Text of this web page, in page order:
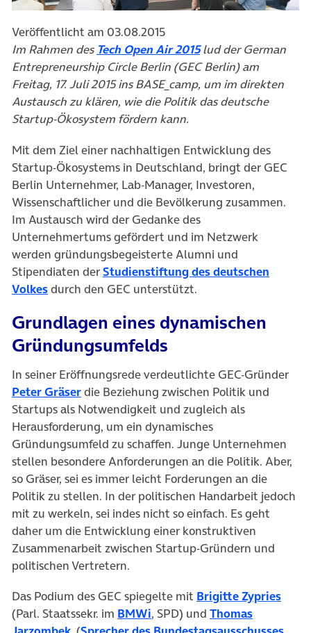
Veröffentlicht am 03.08.2015
Im Rahmen des Tech Open Air 2015(öffnet in neuem
lud der German
Entrepreneurship Circle Berlin (GEC Berlin) am
Freitag, 17. Juli 2015 ins BASE_camp, um im direkten
Austausch zu klären, wie die Politik das deutsche
Startup-Ökosystem fördern kann.
Mit dem Ziel einer nachhaltigen Entwicklung des
Startup-Ökosystems in Deutschland, bringt der GEC
Berlin Unternehmer, Lab-Manager, Investoren,
Wissenschaftlicher und die Bevölkerung zusammen.
Im Austausch wird der Gedanke des
Unternehmertums gefördert und im Netzwerk
werden gründungsbegeisterte Alumni und
Stipendiaten derStudienstiftung des deutschen
Volkes(öffnet in neuem Tab)
durch den GEC unterstützt.
Grundlagen eines dynamischen
Gründungsumfelds
In seiner Eröffnungsrede verdeutlichte GEC-Gründer
Peter Gräser(öffnet in neuem Tab)
die Beziehung zwischen Politik und
Startups als Notwendigkeit und zugleich als
Herausforderung, um ein dynamisches
Gründungsumfeld zu schaffen. Junge Unternehmen
stellen besondere Anforderungen an die Politik. Aber,
so Gräser, sei es immer leicht Forderungen an die
Politik zu stellen. In der politischen Handarbeit jedoch
mit zu werkeln, sei indes nicht so einfach. Es geht
daher um die Entwicklung einer konstruktiven
Zusammenarbeit zwischen Startup-Gründern und
politischen Vertretern.
Das Podium des GEC spiegelte mit Brigitte Zypries
(Parl. Staatssekr. im BMWi(öffnet in neuem Tab)
, SPD) und Thomas